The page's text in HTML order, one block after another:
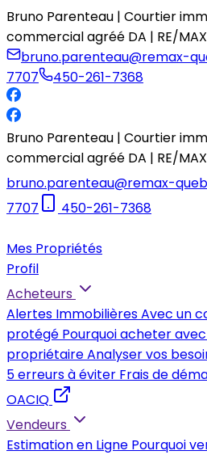
Bruno Parenteau | Courtier
commercial agréé DA | RE/MAX
bruno.parenteau@remax-
7707
450-261-7368
Bruno Parenteau | Courtier
commercial agréé DA | RE/MAX
bruno.parenteau@remax-
7707
450-261-7368
Mes Propriétés
Profil
Acheteurs
Alertes ImmobilièresAvec un
protégé Pourquoi acheter
propriétaireAnalyser vos
5 erreurs à éviter Frais de
OACIQ
Vendeurs
Estimation en Ligne Pourquoi